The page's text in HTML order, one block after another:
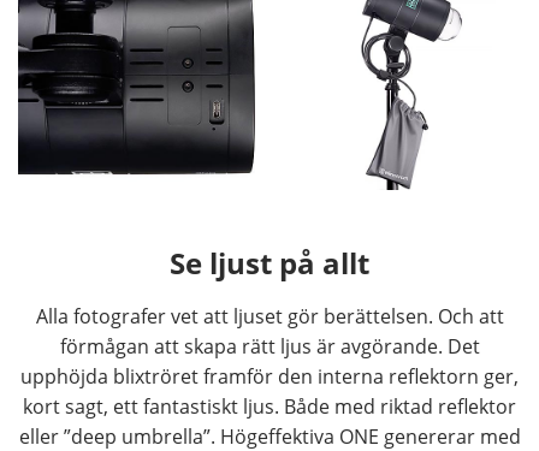
Se ljust på allt
Alla fotografer vet att ljuset gör berättelsen. Och att
förmågan att skapa rätt ljus är avgörande. Det
upphöjda blixtröret framför den interna reflektorn ger,
kort sagt, ett fantastiskt ljus. Både med riktad reflektor
eller ”deep umbrella”. Högeffektiva ONE genererar med